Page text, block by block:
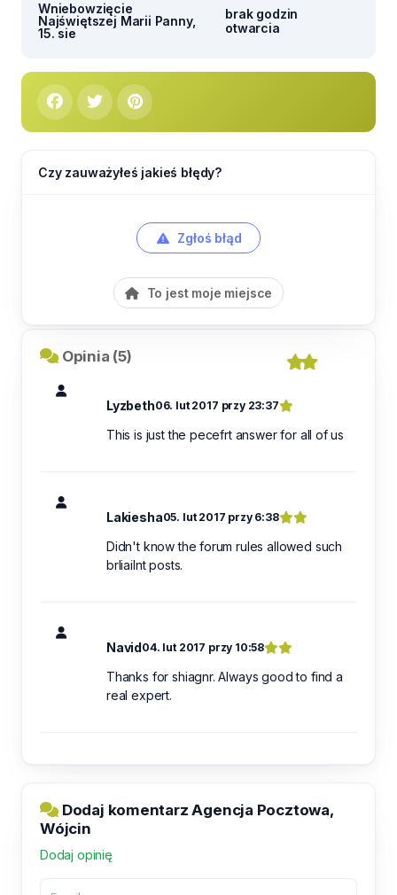
Wniebowzięcie
Najświętszej Marii Panny,
15. sie
brak godzin
otwarcia
Czy zauważyłeś jakieś błędy?
Zgłoś błąd
To jest moje miejsce
Opinia (5)
Lyzbeth06. lut 2017 przy 23:37
This is just the pecefrt answer for all of us
Lakiesha05. lut 2017 przy 6:38
Didn't know the forum rules allowed such
brliailnt posts.
Navid04. lut 2017 przy 10:58
Thanks for shiagnr. Always good to find a
real expert.
Dodaj komentarz Agencja Pocztowa,
Wójcin
Dodaj opinię